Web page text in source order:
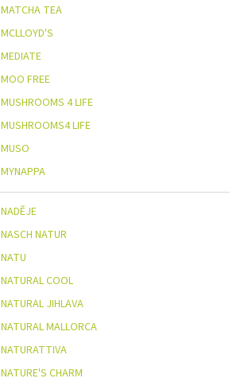
MATCHA TEA
MCLLOYD'S
MEDIATE
MOO FREE
MUSHROOMS 4 LIFE
MUSHROOMS4 LIFE
MUSO
MYNAPPA
NADĚJE
NASCH NATUR
NATU
NATURAL COOL
NATURAL JIHLAVA
NATURAL MALLORCA
NATURATTIVA
NATURE'S CHARM